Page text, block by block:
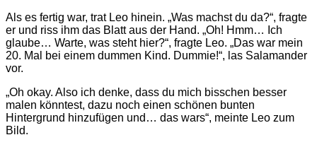
Als es fertig war, trat Leo hinein. „Was machst du da?“, fragte
er und riss ihm das Blatt aus der Hand. „Oh! Hmm… Ich
glaube… Warte, was steht hier?“, fragte Leo. „Das war mein
20. Mal bei einem dummen Kind. Dummie!“, las Salamander
vor.
„Oh okay. Also ich denke, dass du mich bisschen besser
malen könntest, dazu noch einen schönen bunten
Hintergrund hinzufügen und… das wars“, meinte Leo zum
Bild.